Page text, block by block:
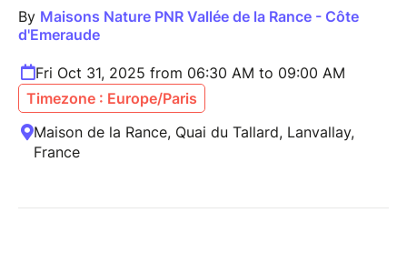
By Maisons Nature PNR Vallée de la Rance - Côte
d'Emeraude
Fri Oct 31, 2025 from 06:30 AM to 09:00 AM
Timezone : Europe/Paris
Maison de la Rance, Quai du Tallard, Lanvallay,
France